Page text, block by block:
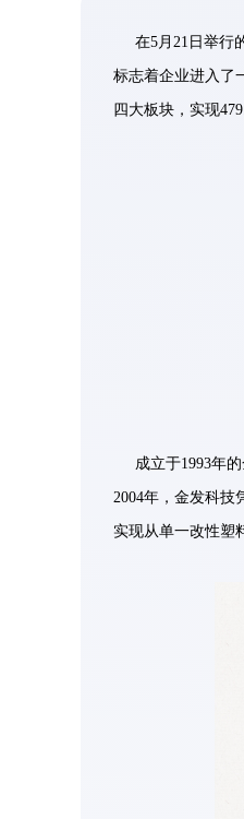
在5月21日举行
标志着企业进入了
四大板块，实现
成立于1993年
2004年，金发科技
实现从单一改性塑